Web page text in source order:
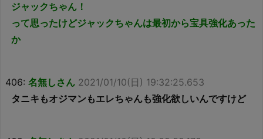
ジャックちゃん！
って思ったけどジャックちゃんは最初から宝具強化あった
か
406: 名無しさん 2021/01/10(日) 19:32:25.653
タニキもオジマンもエレちゃんも強化欲しいんですけど